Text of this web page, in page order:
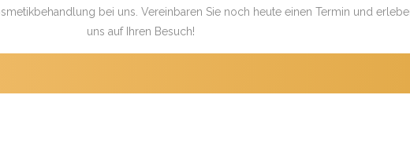
bei uns. Vereinbaren Sie noch heute einen Termin und
uns auf Ihren Besuch!